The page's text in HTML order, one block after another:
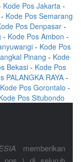
Kode Pos Jakarta -
Kode Pos Semarang
Pos Denpasar-
- Kode Pos Ambon -
- Kode Pos
Pinang - Kode
Bekasi - Kode Pos
PALANGKA RAYA -
Kode Pos Gorontalo -
Pos Situbondo
memberikan